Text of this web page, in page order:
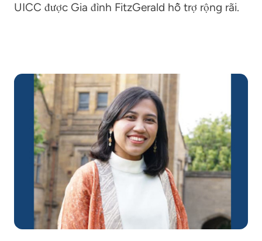
UICC được Gia đình FitzGerald hỗ trợ rộng rãi.